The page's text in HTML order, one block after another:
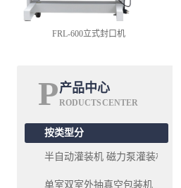
FRL-600立式封口机
P产品中心
RODUCTS CENTER
按类型分
半自动灌装机 磁力泵灌装机系列
单室双室外抽真空包装机